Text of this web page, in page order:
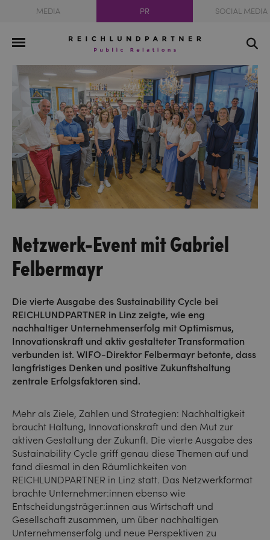
MEDIA PR SOCIAL MEDIA
Netzwerk-Event mit Gabriel
Felbermayr
Die vierte Ausgabe des Sustainability Cycle bei
REICHLUNDPARTNER in Linz zeigte, wie eng
nachhaltiger Unternehmenserfolg mit Optimismus,
Innovationskraft und aktiv gestalteter Transformation
verbunden ist. WIFO-Direktor Felbermayr betonte, dass
langfristiges Denken und positive Zukunftshaltung
zentrale Erfolgsfaktoren sind.
Mehr als Ziele, Zahlen und Strategien: Nachhaltigkeit
braucht Haltung, Innovationskraft und den Mut zur
aktiven Gestaltung der Zukunft. Die vierte Ausgabe des
Sustainability Cycle griff genau diese Themen auf und
fand diesmal in den Räumlichkeiten von
REICHLUNDPARTNER in Linz statt. Das Netzwerkformat
brachte Unternehmer:innen ebenso wie
Entscheidungsträger:innen aus Wirtschaft und
Gesellschaft zusammen, um über nachhaltigen
Unternehmenserfolg und neue Perspektiven zu